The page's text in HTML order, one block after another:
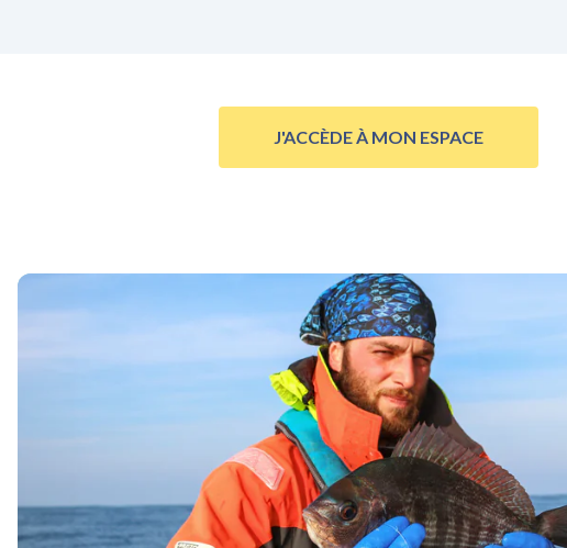
J'ACCÈDE À MON ESPACE